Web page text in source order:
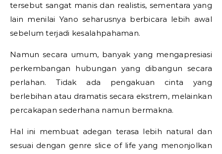
tersebut sangat manis dan realistis, sementara yang
lain menilai Yano seharusnya berbicara lebih awal
sebelum terjadi kesalahpahaman.
Namun secara umum, banyak yang mengapresiasi
perkembangan hubungan yang dibangun secara
perlahan. Tidak ada pengakuan cinta yang
berlebihan atau dramatis secara ekstrem, melainkan
percakapan sederhana namun bermakna.
Hal ini membuat adegan terasa lebih natural dan
sesuai dengan genre slice of life yang menonjolkan